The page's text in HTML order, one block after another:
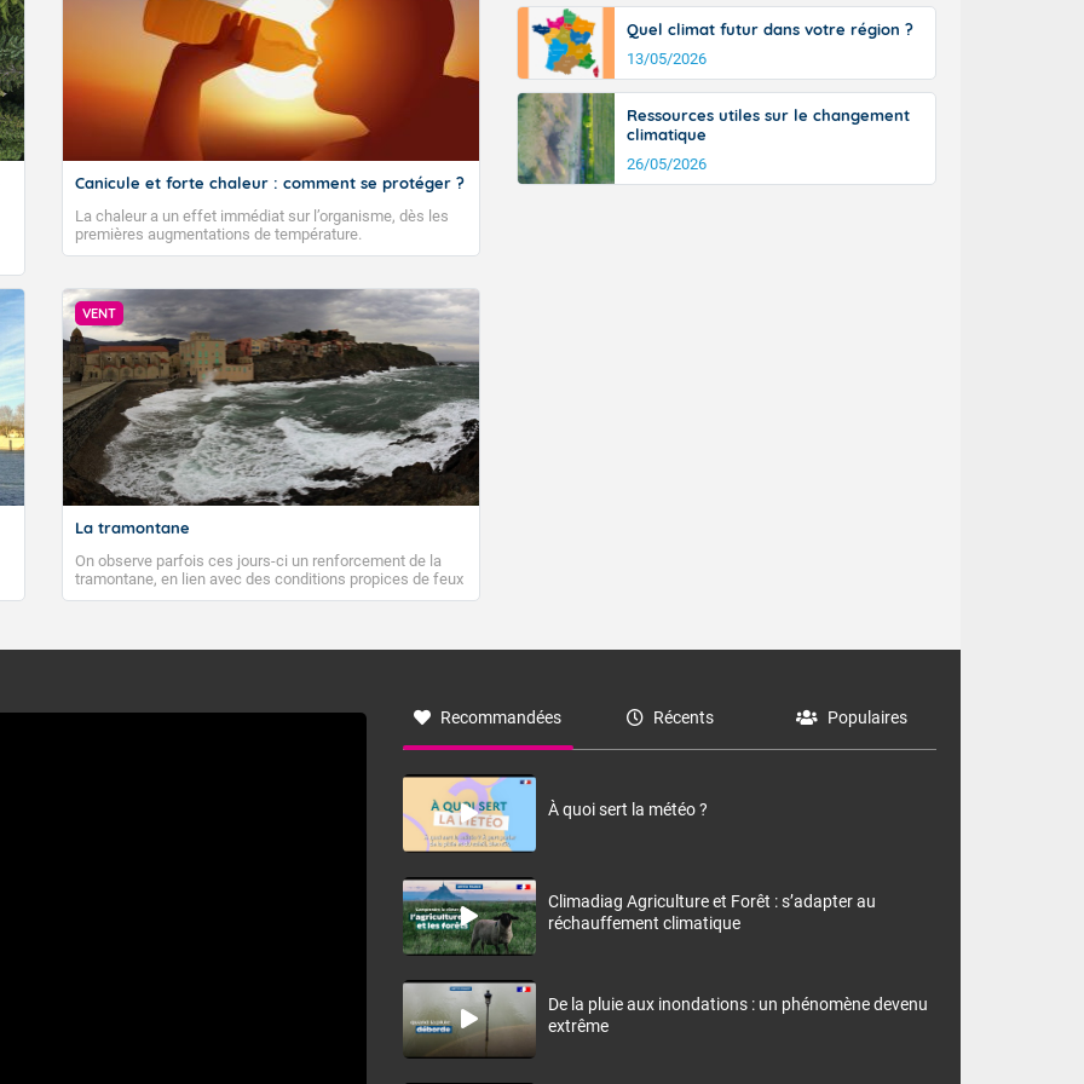
Fermer
Canicule et forte chaleur : comment se protéger ?
La chaleur a un effet immédiat sur l’organisme, dès les
premières augmentations de température.
VENT
La tramontane
On observe parfois ces jours-ci un renforcement de la
tramontane, en lien avec des conditions propices de feux
de forêt. Mais qu'est-ce que la tramontane ? Quelles sont
à nord-ouest, dans un secteur qui part du Roussillon à la
monts, en allusion aux régions montagneuses d’où
Quel climat futur dans votre région ?
13/05/2026
Ressources utiles sur le changement
climatique
26/05/2026
Recommandées Récents Populaires
À quoi sert la météo ?
Climadiag Agriculture et Forêt : s’adapter au
réchauffement climatique
De la pluie aux inondations : un phénomène devenu
extrême